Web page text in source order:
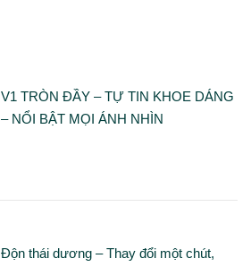
V1 TRÒN ĐẦY – TỰ TIN KHOE DÁNG
– NỔI BẬT MỌI ÁNH NHÌN
Độn thái dương – Thay đổi một chút,